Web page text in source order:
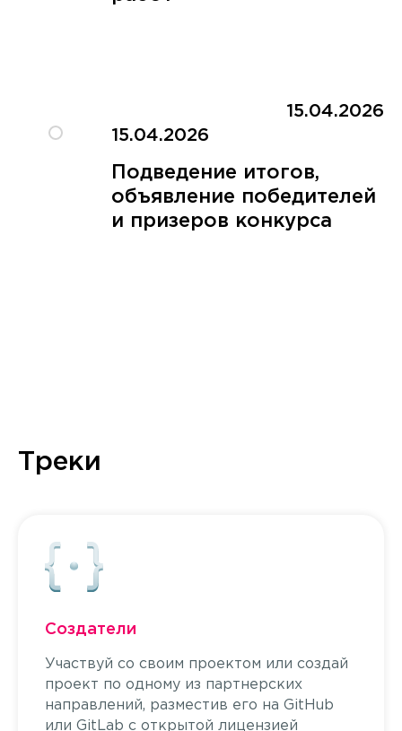
15.04.2026
15.04.2026
Подведение итогов,
объявление победителей
и призеров конкурса
Треки
Создатели
Участвуй со своим проектом или создай
проект по одному из партнерских
направлений, разместив его на GitHub
или GitLab с открытой лицензией